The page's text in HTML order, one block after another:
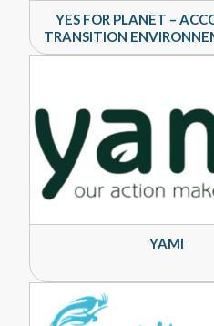
YES FOR PLANET –
TRANSITION
YAMI